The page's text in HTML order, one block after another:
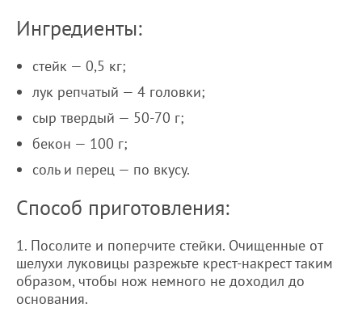
Ингредиенты:
стейк — 0,5 кг;
лук репчатый — 4 головки;
сыр твердый — 50-70 г;
бекон — 100 г;
соль и перец — по вкусу.
Способ приготовления:
1. Посолите и поперчите стейки. Очищенные от
шелухи луковицы разрежьте крест-накрест таким
образом, чтобы нож немного не доходил до
основания.